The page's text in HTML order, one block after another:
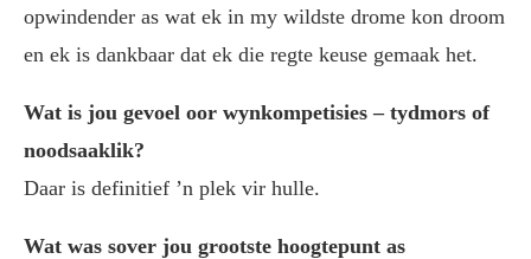
opwindender as wat ek in my wildste drome kon droom
en ek is dankbaar dat ek die regte keuse gemaak het.
Wat is jou gevoel oor wynkompetisies – tydmors of
noodsaaklik?
Daar is definitief ’n plek vir hulle.
Wat was sover jou grootste hoogtepunt as